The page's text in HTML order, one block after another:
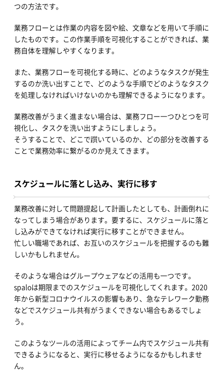
つの方法です。
業務フローとは作業の内容を図や絵、文章などを用いて手順に
したものです。この作業手順を可視化することができれば、業
務自体を理解しやすくなります。
また、業務フローを可視化する時に、どのようなタスクが発生
するのか洗い出すことで、どのような手順でどのようなタスク
を処理しなければいけないのかも理解できるようになります。
業務改善がうまく進まない場合は、業務フロー一つひとつを可
視化し、タスクを洗い出すようにしましょう。
そうすることで、どこで躓いているのか、どの部分を改善する
ことで業務効率に繋がるのか見えてきます。
スケジュールに落とし込み、実行に移す
業務改善に対して問題提起して計画したとしても、計画倒れに
なってしまう場合があります。要するに、スケジュールに落と
し込みができてなければ実行に移すことができません。
忙しい職場であれば、お互いのスケジュールを把握するのも難
しいかもしれません。
そのような場合はグループウェアなどの活用も一つです。
spaloは期限までのスケジュールを可視化してくれます。2020
年から新型コロナウイルスの影響もあり、急なテレワーク勤務
などでスケジュール共有がうまくできない場合もあるでしょ
う。
このようなツールの活用によってチーム内でスケジュール共有
できるようになると、実行に移せるようになるかもしれませ
ん。